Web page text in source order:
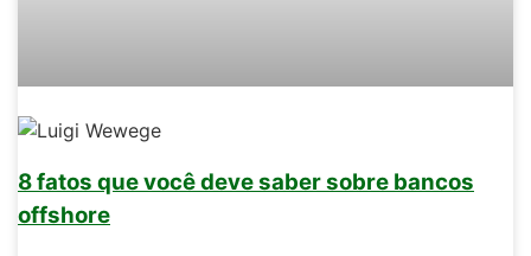
8 fatos que você deve saber sobre bancos
offshore